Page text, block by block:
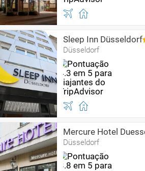
Sleep Inn Düsseldorf
Düsseldorf
Mercure Hotel
Düsseldorf